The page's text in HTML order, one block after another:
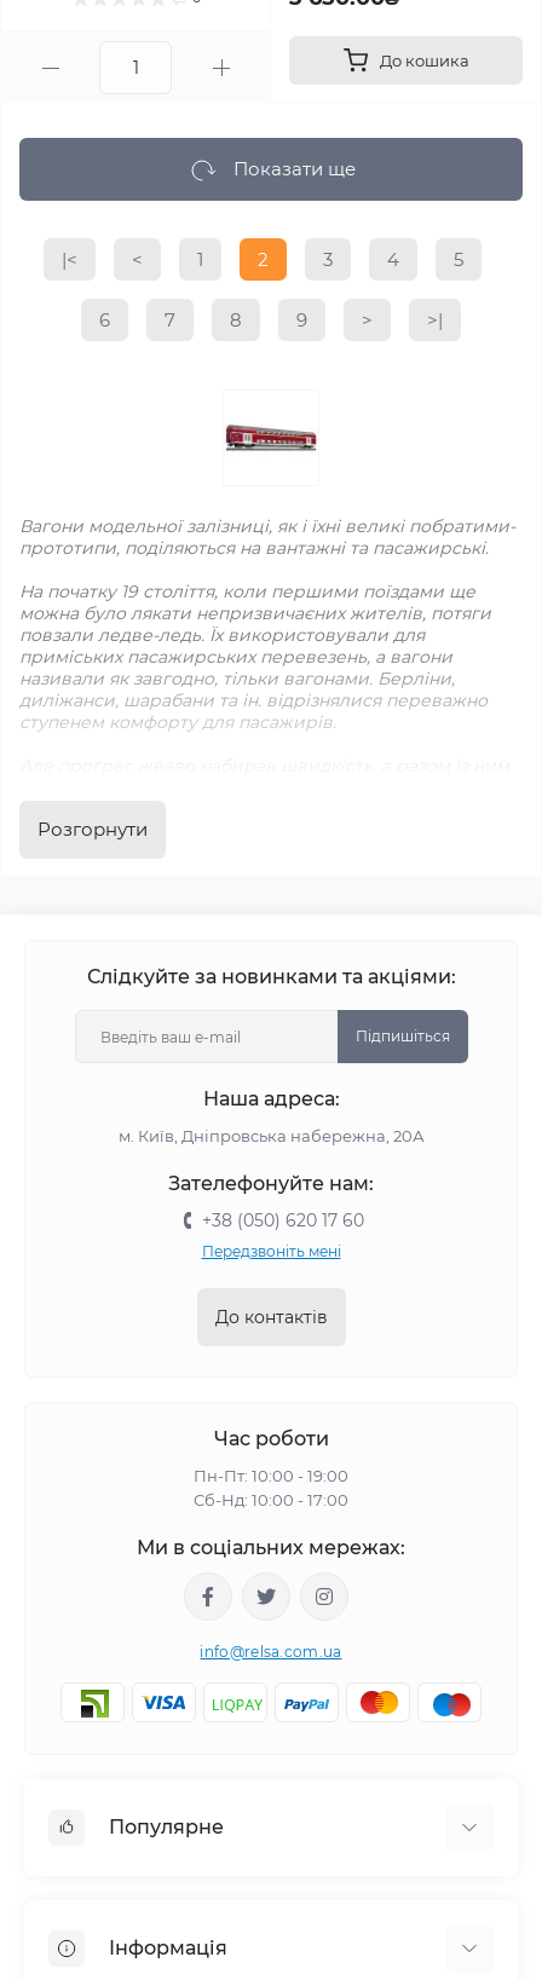
До кошика
Показати ще
|< < 1 2 3 4 5
6 7 8 9 > >|
Вагони модельної залізниці, як і їхні великі побратими-
прототипи, поділяються на вантажні та пасажирські.
На початку 19 століття, коли першими поїздами ще
можна було лякати непризвичаєних жителів, потяги
повзали ледве-ледь. Їх використовували для
приміських пасажирських перевезень, а вагони
називали як завгодно, тільки вагонами. Берліни,
диліжанси, шарабани та ін. відрізнялися переважно
ступенем комфорту для пасажирів.
Саме слово "вагон" (від англ. "Waggon" - фургон, віз, віз)
Розгорнути
Слідкуйте за новинками та акціями:
Підпишіться
Наша адреса:
м. Київ, Дніпровська набережна, 20А
Зателефонуйте нам:
+38 (050) 620 17 60
Передзвоніть мені
До контактів
Час роботи
Пн-Пт: 10:00 - 19:00
Сб-Нд: 10:00 - 17:00
Ми в соціальних мережах:
info@relsa.com.ua
Популярне
Масштаб 1:18
Інформація